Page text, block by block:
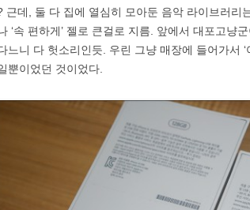
근데, 둘 다 집에 열심히 모아둔 음악 라이브러리
‘속 편하게’ 젤로 큰걸로 지름. 앞에서 대포고냥
느니 다 헛소리인듯. 우린 그냥 매장에 들어가서
뿐이었던 것이었다.